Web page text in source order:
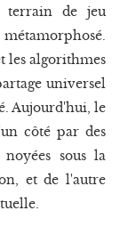
terrain de jeu
les algorithmes
universel
Aujourd'hui, le
côté par des
noyées sous la
et de l'autre